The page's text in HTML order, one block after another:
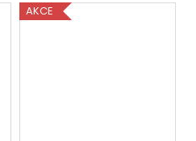
AKCE